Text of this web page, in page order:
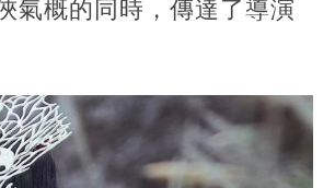
氣概的同時，傳達了導演